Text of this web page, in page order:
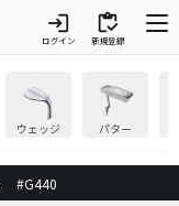
login
ログイン
inventory
新規登録
ウェッジ パター
#G440